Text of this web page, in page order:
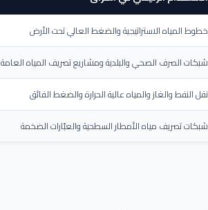
خطوط المياه الاستراتيجية والضغط العالي تحت الأرض
شبكات الصرف الصحي والبلدية ومشاريع تصريف المياه العامة
نقل النفط والغاز والمياه عالية الحرارة والضغط الفائق
شبكات تصريف مياه الأمطار السطحية والعبّارات الضخمة